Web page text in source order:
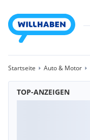
Startseite Auto & Motor
TOP-ANZEIGEN